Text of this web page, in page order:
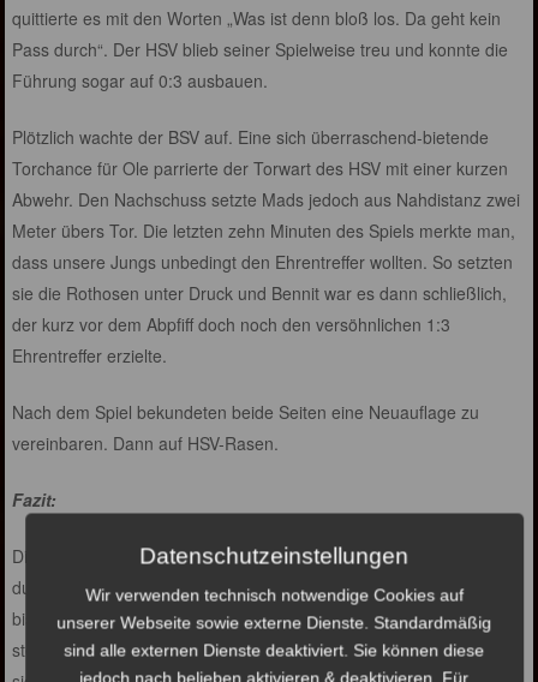
quittierte es mit den Worten „Was ist denn bloß los. Da geht kein
Pass durch“. Der HSV blieb seiner Spielweise treu und konnte die
Führung sogar auf 0:3 ausbauen.
Plötzlich wachte der BSV auf. Eine sich überraschend-bietende
Torchance für Ole parrierte der Torwart des HSV mit einer kurzen
Abwehr. Den Nachschuss setzte Mads jedoch aus Nahdistanz zwei
Meter übers Tor. Die letzten zehn Minuten des Spiels merkte man,
dass unsere Jungs unbedingt den Ehrentreffer wollten. So setzten
sie die Rothosen unter Druck und Bennit war es dann schließlich,
der kurz vor dem Abpfiff doch noch den versöhnlichen 1:3
Ehrentreffer erzielte.
Nach dem Spiel bekundeten beide Seiten eine Neuauflage zu
vereinbaren. Dann auf HSV-Rasen.
Fazit:
Die Zuschauer haben zwei konträre Halbzeiten gesehen. Bedingt
durch Schulferien und anderweitige Absagen konnte in 2019
bislang leider noch nie die komplette Mannschaft auf dem Rasen
stehen. Bei derartigen Umständen ist es für das Team nicht leicht,
Datenschutzeinstellungen
Wir verwenden technisch notwendige Cookies auf
unserer Webseite sowie externe Dienste. Standardmäßig
sind alle externen Dienste deaktiviert. Sie können diese
jedoch nach belieben aktivieren & deaktivieren. Für